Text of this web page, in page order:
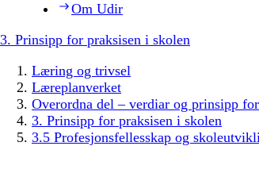
Om Udir
3. Prinsipp for praksisen i skolen
Læring og trivsel
Læreplanverket
Overordna del – verdiar og prinsipp
3. Prinsipp for praksisen i skolen
3.5 Profesjonsfellesskap og